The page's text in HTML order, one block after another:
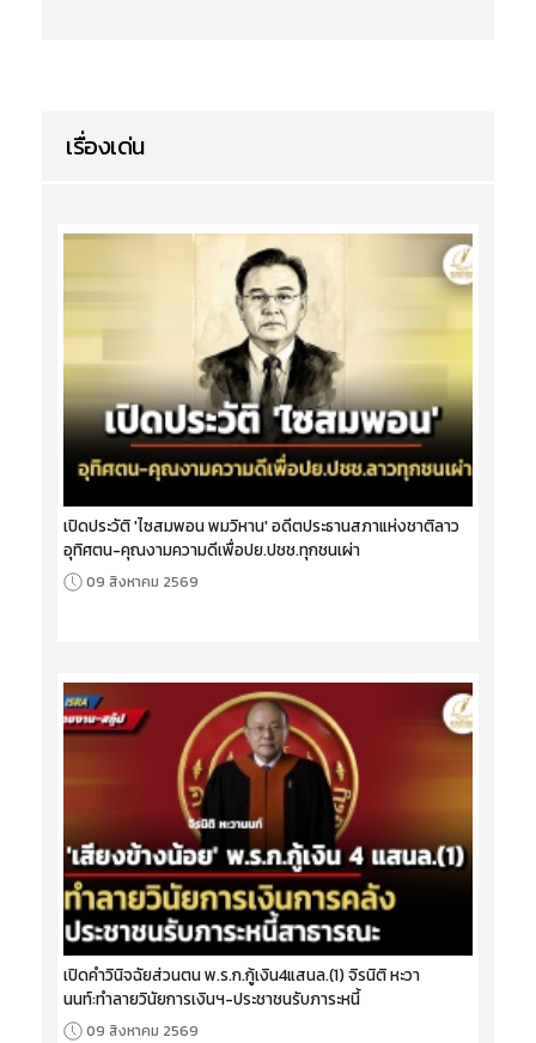
เรื่องเด่น
เปิดประวัติ 'ไซสมพอน พมวิหาน' อดีตประธานสภาแห่งชาติลาว
อุทิศตน-คุณงามความดีเพื่อปย.ปชช.ทุกชนเผ่า
09 สิงหาคม 2569
เปิดคำวินิจฉัยส่วนตน พ.ร.ก.กู้เงิน4แสนล.(1) จิรนิติ หะวา
นนท์:ทำลายวินัยการเงินฯ-ประชาชนรับภาระหนี้
09 สิงหาคม 2569